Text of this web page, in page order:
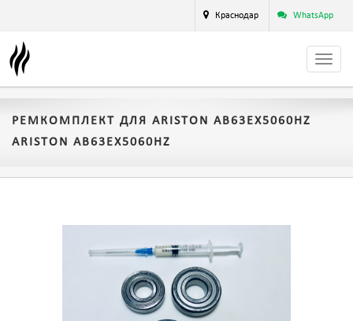
Краснодар WhatsApp
РЕМКОМПЛЕКТ ДЛЯ ARISTON AB63EX5060HZ
ARISTON AB63EX5060HZ